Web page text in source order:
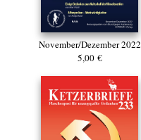
November/Dezember 2022
5,00 €